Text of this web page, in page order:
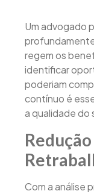
Um advogado
regem os
identificar
poderiam
contínuo é
a qualidade do
Com a análise